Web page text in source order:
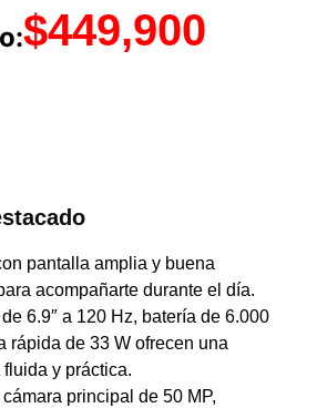
$449,900
pantalla amplia y buena
acompañarte durante el día.
6.9″ a 120 Hz, batería de 6.000
rápida de 33 W ofrecen una
y práctica.
principal de 50 MP,